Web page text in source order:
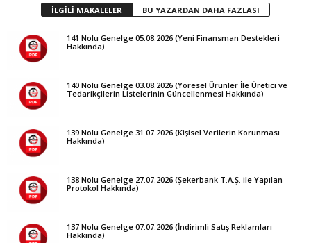
İLGİLİ MAKALELER BU YAZARDAN DAHA FAZLASI
141 Nolu Genelge 05.08.2026 (Yeni Finansman Destekleri
Hakkında)
140 Nolu Genelge 03.08.2026 (Yöresel Ürünler İle Üretici ve
Tedarikçilerin Listelerinin Güncellenmesi Hakkında)
139 Nolu Genelge 31.07.2026 (Kişisel Verilerin Korunması
Hakkında)
138 Nolu Genelge 27.07.2026 (Şekerbank T.A.Ş. ile Yapılan
Protokol Hakkında)
137 Nolu Genelge 07.07.2026 (İndirimli Satış Reklamları
Hakkında)